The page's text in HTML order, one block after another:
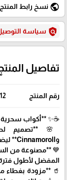
public نسخ رابط المنتج
policy سياسة
تفاصيل
رقم المنتج
☕✨ **أكواب
وCinnamoroll** ليضفي البهجة على يومك.
💙 **مصنوعة من
المفضل لأطول
🥤 **مزودة بغطاء